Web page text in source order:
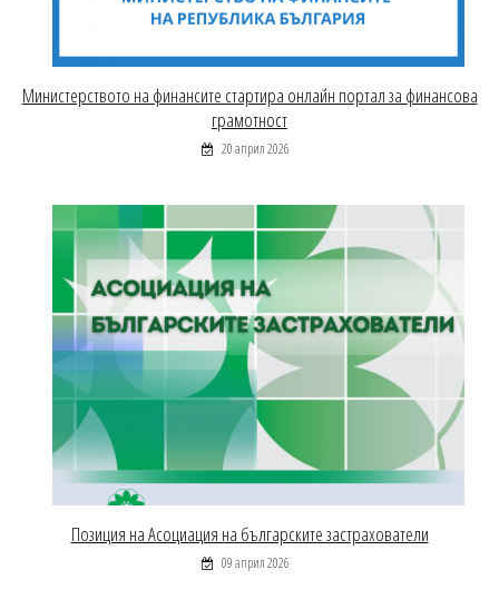
Министерството на финансите стартира онлайн портал за финансова
грамотност
20 април 2026
Позиция на Асоциация на българските застрахователи
09 април 2026